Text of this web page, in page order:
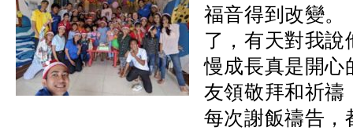
福音得到改變。
了，有天對我
慢成長真是開心
友領敬拜和祈禱
每次謝飯禱告，